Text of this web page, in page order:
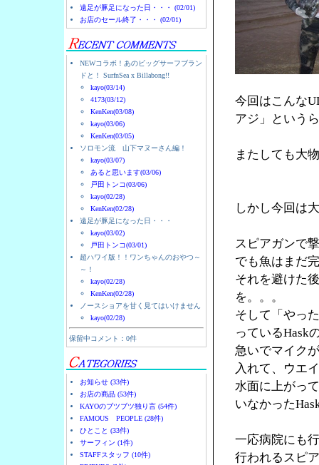
遠足が豚足になった日・・・ (02/01)
お店のセール終了・・・ (02/01)
NEWコラボ！あのビッグサーフブラン
ドと！ SurfnSea x Billabong!!
kayo(03/14)
4173(03/12)
KenKen(03/08)
kayo(03/06)
KenKen(03/05)
ソロモン流 山下マヌーさん編！
kayo(03/07)
あると思います(03/06)
戸田トンコ(03/06)
kayo(02/28)
KenKen(02/28)
遠足が豚足になった日・・・
kayo(03/02)
戸田トンコ(03/01)
超ハワイ版！！ワンちゃんのおやつ～
～！
kayo(02/28)
KenKen(02/28)
ノースショアを甘く見てはいけません
kayo(02/28)
保留中コメント：0件
お知らせ (33件)
お店の商品 (53件)
KAYOのブツブツ独り言 (54件)
FAMOUS PEOPLE (28件)
ひとこと (33件)
サーフィン (1件)
STAFFスタッフ (10件)
今回はこんな
アジ」という
またしても大
しかし今回は
スピアガンで
でも魚はまだ
それを避けた
を。。。
そして「やっ
っているHask
急いでマイク
入れて、ウエ
水面に上がっ
いなかった
一応病院にも
行われるスピ